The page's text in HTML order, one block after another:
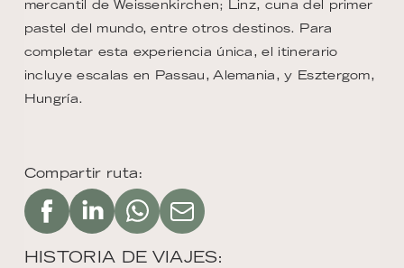
Compartir ruta:
HISTORIA DE VIAJES:
mercantil de Weissenkirchen; Linz, cuna del primer
pastel del mundo, entre otros destinos. Para
completar esta experiencia única, el itinerario
incluye escalas en Passau, Alemania, y Esztergom,
Hungría.